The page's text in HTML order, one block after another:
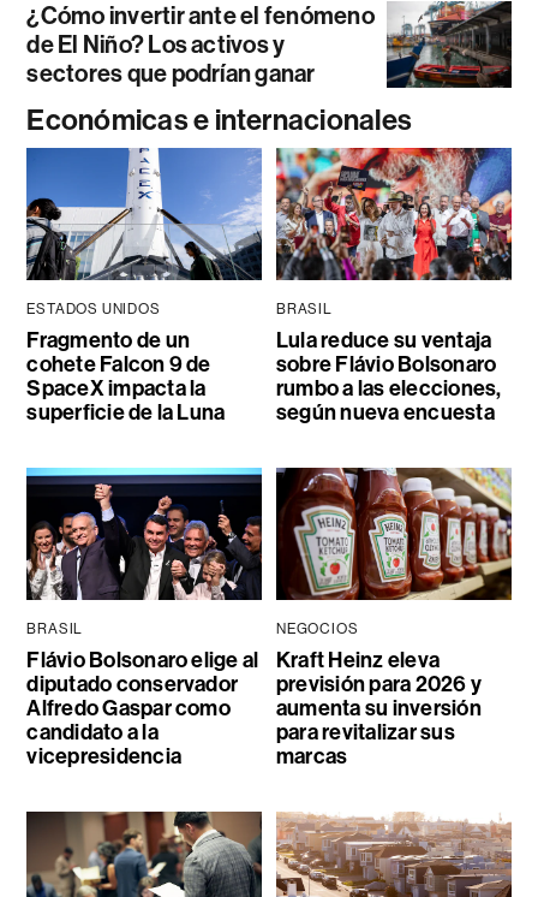
¿Cómo invertir ante el fenómeno
de El Niño? Los activos y
sectores que podrían ganar
Económicas e internacionales
ESTADOS UNIDOS
Fragmento de un
cohete Falcon 9 de
SpaceX impacta la
superficie de la Luna
BRASIL
Lula reduce su ventaja
sobre Flávio Bolsonaro
rumbo a las elecciones,
según nueva encuesta
BRASIL
Flávio Bolsonaro elige al
diputado conservador
Alfredo Gaspar como
candidato a la
vicepresidencia
NEGOCIOS
Kraft Heinz eleva
previsión para 2026 y
aumenta su inversión
para revitalizar sus
marcas